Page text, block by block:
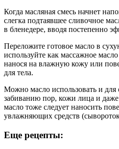
Когда масляная смесь начнет
слегка подтаявшее сливочное
в бленедере, вводя постепенно
Переложите готовое масло в
используйте как массажное
нанося на влажную кожу или
для тела.
Можно масло использовать и для
забиванию пор, кожи лица и даже
масло тоже следует наносить
увлажняющих средств
Еще рецепты: